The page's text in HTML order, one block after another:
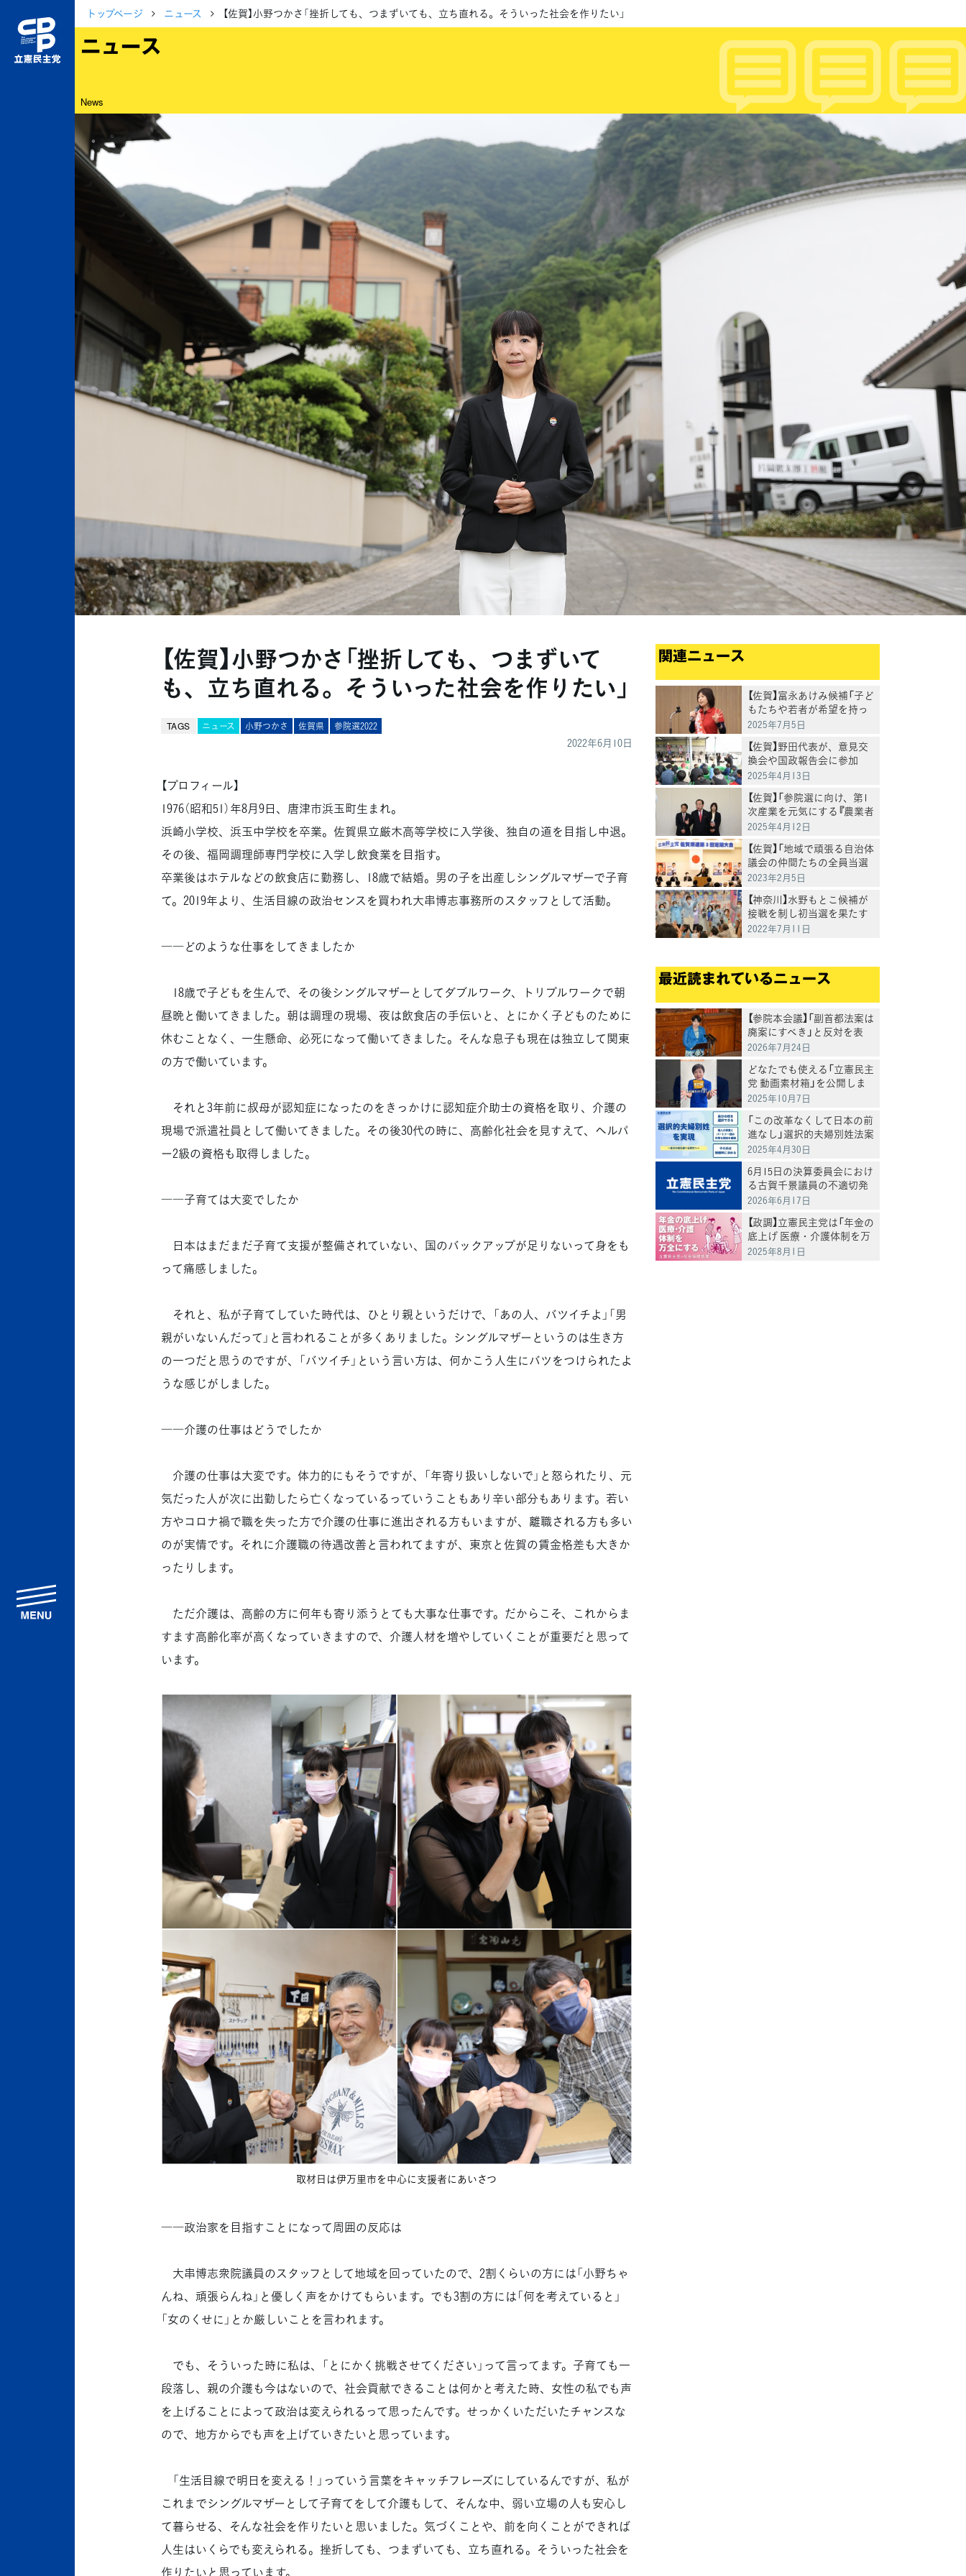
トップページ ニュース 【佐賀】小野つかさ「挫折しても、つまずいても、立ち直れる。そういった社会を作りたい」
ニュース
News
【佐賀】小野つかさ「挫折しても、つまずいて
も、立ち直れる。そういった社会を作りたい」
TAGS ニュース 小野つかさ 佐賀県 参院選2022
2022年6月10日
【プロフィール】
1976（昭和51）年8月9日、唐津市浜玉町生まれ。
浜崎小学校、浜玉中学校を卒業。佐賀県立厳木高等学校に入学後、独自の道を目指し中退。
その後、福岡調理師専門学校に入学し飲食業を目指す。
卒業後はホテルなどの飲食店に勤務し、18歳で結婚。男の子を出産しシングルマザーで子育
て。2019年より、生活目線の政治センスを買われ大串博志事務所のスタッフとして活動。
――どのような仕事をしてきましたか
18歳で子どもを生んで、その後シングルマザーとしてダブルワーク、トリプルワークで朝
昼晩と働いてきました。朝は調理の現場、夜は飲食店の手伝いと、とにかく子どものために
休むことなく、一生懸命、必死になって働いてきました。そんな息子も現在は独立して関東
の方で働いています。
それと3年前に叔母が認知症になったのをきっかけに認知症介助士の資格を取り、介護の
現場で派遣社員として働いてきました。その後30代の時に、高齢化社会を見すえて、ヘルパ
ー2級の資格も取得しました。
――子育ては大変でしたか
日本はまだまだ子育て支援が整備されていない、国のバックアップが足りないって身をも
って痛感しました。
それと、私が子育てしていた時代は、ひとり親というだけで、「あの人、バツイチよ」「男
親がいないんだって」と言われることが多くありました。シングルマザーというのは生き方
の一つだと思うのですが、「バツイチ」という言い方は、何かこう人生にバツをつけられたよ
うな感じがしました。
――介護の仕事はどうでしたか
介護の仕事は大変です。体力的にもそうですが、「年寄り扱いしないで」と怒られたり、元
気だった人が次に出勤したら亡くなっているっていうこともあり辛い部分もあります。若い
方やコロナ禍で職を失った方で介護の仕事に進出される方もいますが、離職される方も多い
のが実情です。それに介護職の待遇改善と言われてますが、東京と佐賀の賃金格差も大きか
ったりします。
ただ介護は、高齢の方に何年も寄り添うとても大事な仕事です。だからこそ、これからま
すます高齢化率が高くなっていきますので、介護人材を増やしていくことが重要だと思って
います。
取材日は伊万里市を中心に支援者にあいさつ
――政治家を目指すことになって周囲の反応は
大串博志衆院議員のスタッフとして地域を回っていたので、2割くらいの方には「小野ちゃ
んね、頑張らんね」と優しく声をかけてもらいます。でも3割の方には「何を考えていると」
「女のくせに」とか厳しいことを言われます。
でも、そういった時に私は、「とにかく挑戦させてください」って言ってます。子育ても一
段落し、親の介護も今はないので、社会貢献できることは何かと考えた時、女性の私でも声
を上げることによって政治は変えられるって思ったんです。せっかくいただいたチャンスな
ので、地方からでも声を上げていきたいと思っています。
「生活目線で明日を変える！」っていう言葉をキャッチフレーズにしているんですが、私が
これまでシングルマザーとして子育てをして介護もして、そんな中、弱い立場の人も安心し
て暮らせる、そんな社会を作りたいと思いました。気づくことや、前を向くことができれば
人生はいくらでも変えられる。挫折しても、つまずいても、立ち直れる。そういった社会を
作りたいと思っています。
関連ニュース
【佐賀】富永あけみ候補「子ど
もたちや若者が希望を持っ
て生きていける社会、生活
社会へ」野田代表とともに演
説
2025年7月5日
【佐賀】野田代表が、意見交
換会や国政報告会に参加
2025年4月13日
【佐賀】「参院選に向け、第1
次産業を元気にする『農業者
戸別所得補償制度』を大きな
2025年4月12日
【佐賀】「地域で頑張る自治体
議会の仲間たちの全員当選
を勝ち取ろう」泉健太
2023年2月5日
【神奈川】水野もとこ候補が
接戦を制し初当選を果たす
2022年7月11日
最近読まれているニュース
【参院本会議】「副首都法案は
廃案にすべき」と反対を表
明 岸真紀子議員
2026年7月24日
どなたでも使える「立憲民主
党 動画素材箱」を公開しま
した
2025年10月7日
「この改革なくして日本の前
進なし」選択的夫婦別姓法案
を提出
2025年4月30日
6月15日の決算委員会におけ
る古賀千景議員の不適切発
言と処分について
2026年6月17日
【政調】立憲民主党は「年金の
底上げ 医療・介護体制を万
全にする」
2025年8月1日